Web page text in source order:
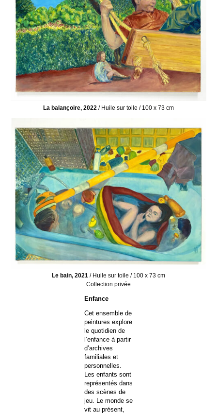
La balançoire, 2022 / Huile sur toile / 100 x 73 cm
Le bain, 2021 / Huile sur toile / 100 x 73 cm
Collection privée
Enfance
Cet ensemble de
peintures explore
le quotidien de
l’enfance à partir
d’archives
familiales et
personnelles.
Les enfants sont
représentés dans
des scènes de
jeu. Le monde se
vit au présent,